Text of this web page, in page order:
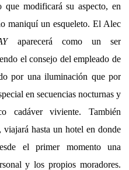
que modificará su aspecto, en
maniquí un esqueleto. El Alec
aparecerá como un ser
el consejo del empleado de
por una iluminación que por
en secuencias nocturnas y
cadáver viviente. También
hasta un hotel en donde
el primer momento una
y los propios moradores.